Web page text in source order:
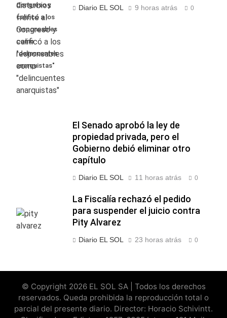
Congreso y
calificó a los
responsables
como
"delincuentes
anarquistas"
Diario EL SOL 9 horas atrás 0
El Senado aprobó la ley de
propiedad privada, pero el
Gobierno debió eliminar otro
capítulo
Diario EL SOL 11 horas atrás 0
La Fiscalía rechazó el pedido
para suspender el juicio contra
Pity Alvarez
Diario EL SOL 23 horas atrás 0
© Copyright 2026 EL SOL SA | Todos los derechos
reservados. Queda prohibida la reproducción total o
parcial del presente diario. Director: Horacio Schivintt.